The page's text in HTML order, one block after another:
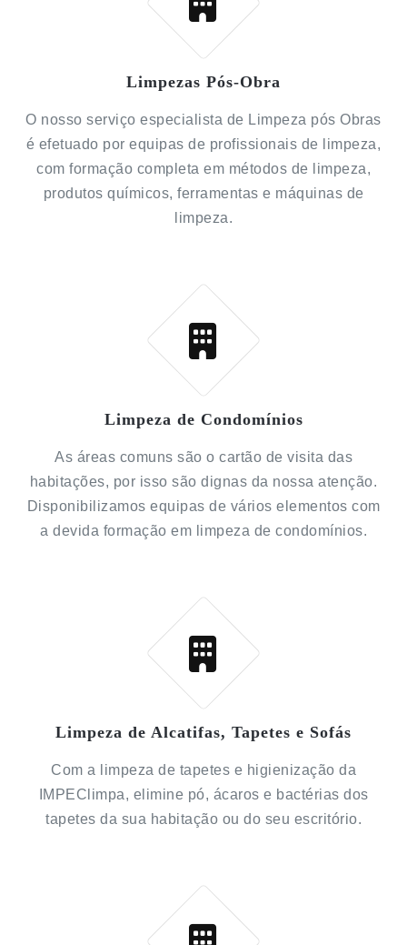
Limpezas Pós-Obra
O nosso serviço especialista de Limpeza pós Obras
é efetuado por equipas de profissionais de limpeza,
com formação completa em métodos de limpeza,
produtos químicos, ferramentas e máquinas de
limpeza.
Limpeza de Condomínios
As áreas comuns são o cartão de visita das
habitações, por isso são dignas da nossa atenção.
Disponibilizamos equipas de vários elementos com
a devida formação em limpeza de condomínios.
Limpeza de Alcatifas, Tapetes e Sofás
Com a limpeza de tapetes e higienização da
IMPEClimpa, elimine pó, ácaros e bactérias dos
tapetes da sua habitação ou do seu escritório.